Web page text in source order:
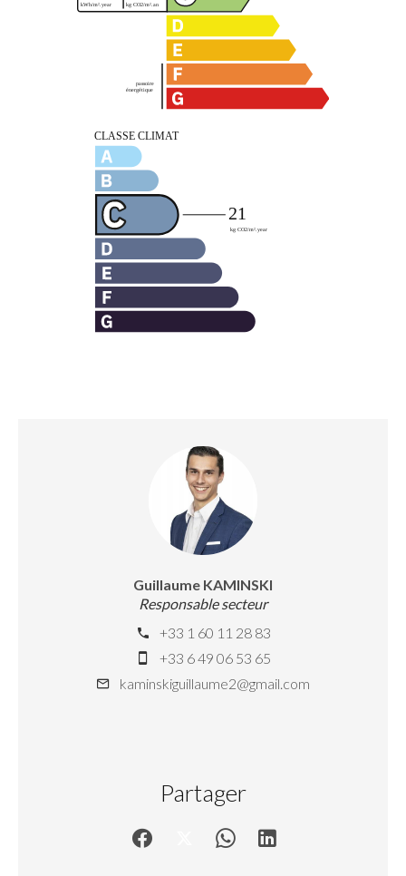
Guillaume KAMINSKI
Responsable secteur
+33 1 60 11 28 83
+33 6 49 06 53 65
kaminskiguillaume2@gmail.com
Partager